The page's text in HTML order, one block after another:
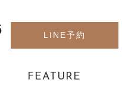
LINE予約
FEATURE